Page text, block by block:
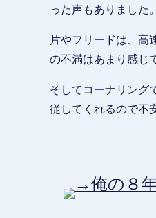
った声もありました。
片やフリードは、高
の不満はあまり感じ
そしてコーナリング
従してくれるので不
→俺の８